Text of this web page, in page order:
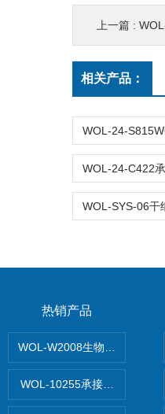
上一篇 : WOL-
相关产品：
热销产品
WOL-W2008生物制药GMP
WOL-10255承接清远电子